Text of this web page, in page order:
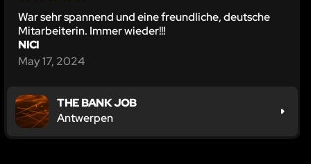
War sehr spannend und eine freundliche, deutsche
Mitarbeiterin. Immer wieder!!!
NICI
May 17, 2024
THE BANK JOB
Antwerpen